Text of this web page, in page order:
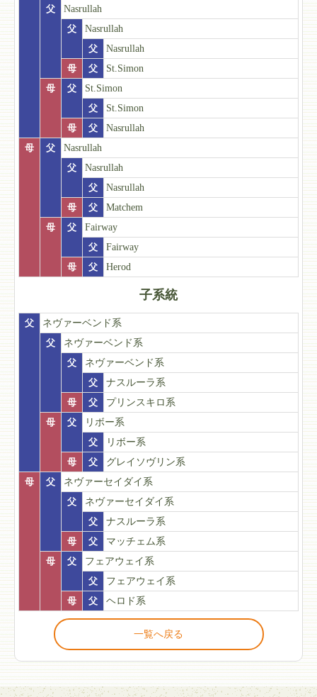
父
Nasrullah
父
Nasrullah
父
Nasrullah
母
父
St.Simon
母
父
St.Simon
父
St.Simon
母
父
Nasrullah
母
父
Nasrullah
父
Nasrullah
父
Nasrullah
母
父
Matchem
母
父
Fairway
父
Fairway
母
父 Herod
子系統
父
ネヴァーベンド系
父
ネヴァーベンド系
父
ネヴァーベンド系
父
ナスルーラ系
母
父
プリンスキロ系
母
父
リボー系
父
リボー系
母
父
グレイソヴリン系
母
父
ネヴァーセイダイ系
父
ネヴァーセイダイ系
父
ナスルーラ系
母
父
マッチェム系
母
父
フェアウェイ系
父
フェアウェイ系
母
父 ヘロド系
一覧へ戻る